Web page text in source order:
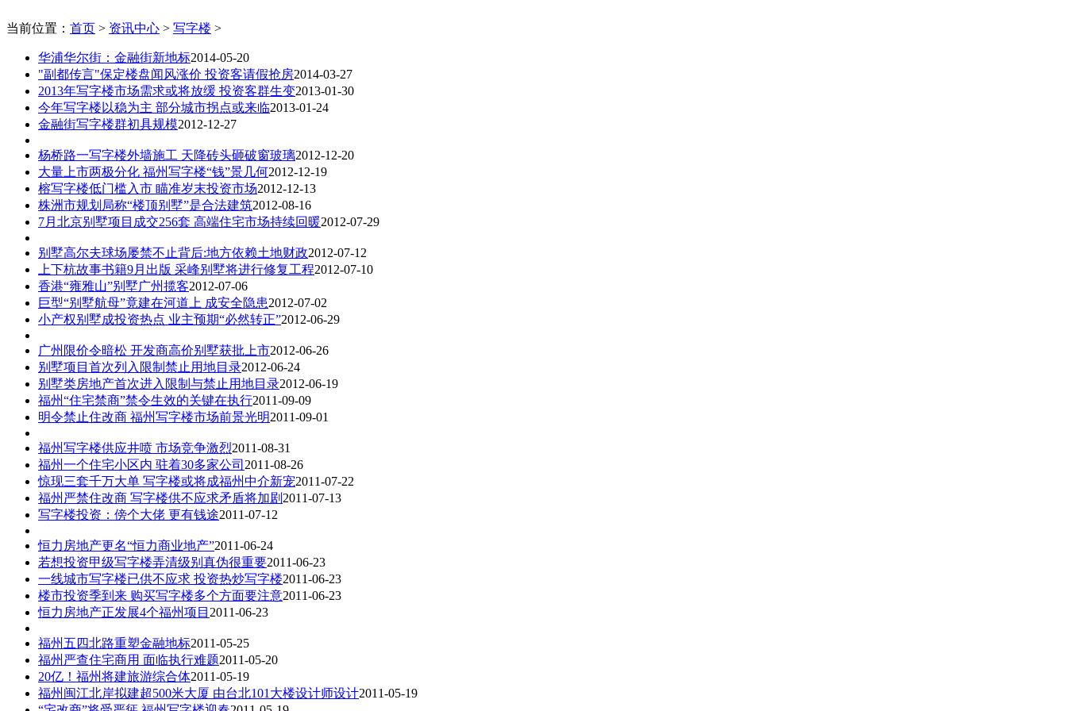
当前位置： 首页 > 资讯中心 > 写字楼 >
华浦华尔街：金融街新地标2014-05-20
"副都传言"保定楼盘闻风涨价 投资客请假抢房2014-03-27
2013年写字楼市场需求或将放缓 投资客群生变2013-01-30
今年写字楼以稳为主 部分城市拐点或来临2013-01-24
金融街写字楼群初具规模2012-12-27
杨桥路一写字楼外墙施工 天降砖头砸破窗玻璃2012-12-20
大量上市两极分化 福州写字楼“钱”景几何2012-12-19
榕写字楼低门槛入市 瞄准岁末投资市场2012-12-13
株洲市规划局称“楼顶别墅”是合法建筑2012-08-16
7月北京别墅项目成交256套 高端住宅市场持续回暖2012-07-29
别墅高尔夫球场屡禁不止背后:地方依赖土地财政2012-07-12
上下杭故事书籍9月出版 采峰别墅将进行修复工程2012-07-10
香港“雍雅山”别墅广州揽客2012-07-06
巨型“别墅航母”竟建在河道上 成安全隐患2012-07-02
小产权别墅成投资热点 业主预期“必然转正”2012-06-29
广州限价令暗松 开发商高价别墅获批上市2012-06-26
别墅项目首次列入限制禁止用地目录2012-06-24
别墅类房地产首次进入限制与禁止用地目录2012-06-19
福州“住宅禁商”禁令生效的关键在执行2011-09-09
明令禁止住改商 福州写字楼市场前景光明2011-09-01
福州写字楼供应井喷 市场竞争激烈2011-08-31
福州一个住宅小区内 驻着30多家公司 2011-08-26
惊现三套千万大单 写字楼或将成福州中介新宠2011-07-22
福州严禁住改商 写字楼供不应求矛盾将加剧 2011-07-13
写字楼投资：傍个大佬 更有钱途2011-07-12
恒力房地产更名“恒力商业地产”2011-06-24
若想投资甲级写字楼弄清级别真伪很重要2011-06-23
一线城市写字楼已供不应求 投资热炒写字楼2011-06-23
楼市投资季到来 购买写字楼多个方面要注意2011-06-23
恒力房地产正发展4个福州项目 2011-06-23
福州五四北路重塑金融地标2011-05-25
福州严查住宅商用 面临执行难题2011-05-20
20亿！福州将建旅游综合体2011-05-19
福州闽江北岸拟建超500米大厦 由台北101大楼设计师设计2011-05-19